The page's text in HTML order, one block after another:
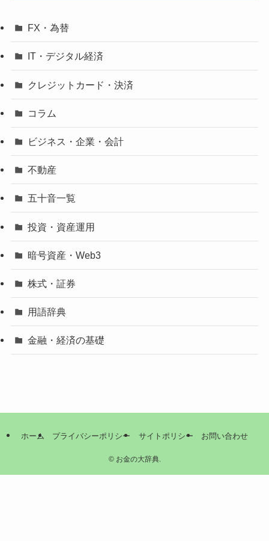
FX・為替
IT・デジタル経済
クレジットカード・決済
コラム
ビジネス・企業・会計
不動産
五十音一覧
投資・資産運用
暗号資産・Web3
株式・証券
用語辞典
金融・経済の基礎
ホーム プライバシーポリシー サイトポリシー お問い合わせ
©お金の大辞典.